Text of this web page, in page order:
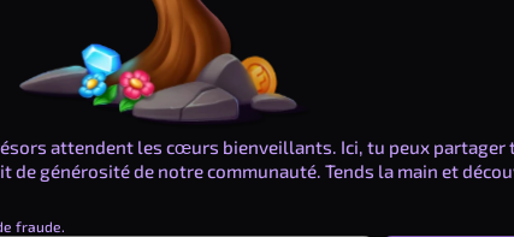
attendent les cœurs bienveillants. Ici, tu peux partager
générosité de notre communauté. Tends la main et
fraude.